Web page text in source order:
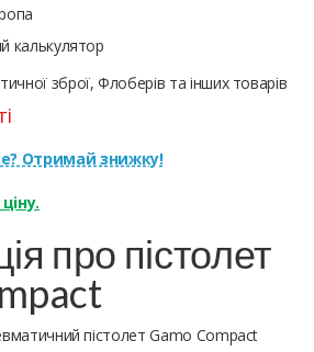
калькулятор
зброї, Флоберів та інших товарів
Отримай знижку!
про пістолет
пістолет Gamo Compact